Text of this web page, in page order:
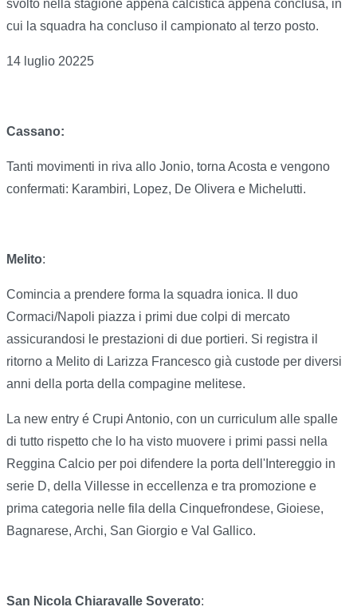
svolto nella stagione appena calcistica appena conclusa, in
cui la squadra ha concluso il campionato al terzo posto.
14 luglio 20225
Cassano:
Tanti movimenti in riva allo Jonio, torna Acosta e vengono
confermati: Karambiri, Lopez, De Olivera e Michelutti.
Melito:
Comincia a prendere forma la squadra ionica. Il duo
Cormaci/Napoli piazza i primi due colpi di mercato
assicurandosi le prestazioni di due portieri. Si registra il
ritorno a Melito di Larizza Francesco già custode per diversi
anni della porta della compagine melitese.
La new entry é Crupi Antonio, con un curriculum alle spalle
di tutto rispetto che lo ha visto muovere i primi passi nella
Reggina Calcio per poi difendere la porta dell'Intereggio in
serie D, della Villesse in eccellenza e tra promozione e
prima categoria nelle fila della Cinquefrondese, Gioiese,
Bagnarese, Archi, San Giorgio e Val Gallico.
San Nicola Chiaravalle Soverato: